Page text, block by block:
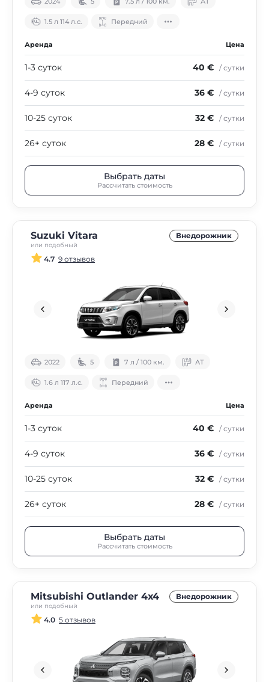
1.5 л 114 л.с. Передний
Аренда Цена
1-3 суток 40 € / сутки
4-9 суток 36 € / сутки
10-25 суток 32 € / сутки
26+ суток 28 € / сутки
Выбрать даты
Рассчитать стоимость
Suzuki Vitara
или подобный
Внедорожник
4.7 9 отзывов
2022 5 7 л / 100 км. АТ
1.6 л 117 л.с. Передний
Аренда Цена
1-3 суток 40 € / сутки
4-9 суток 36 € / сутки
10-25 суток 32 € / сутки
26+ суток 28 € / сутки
Выбрать даты
Рассчитать стоимость
Mitsubishi Outlander 4х4
или подобный
Внедорожник
4.0 5 отзывов